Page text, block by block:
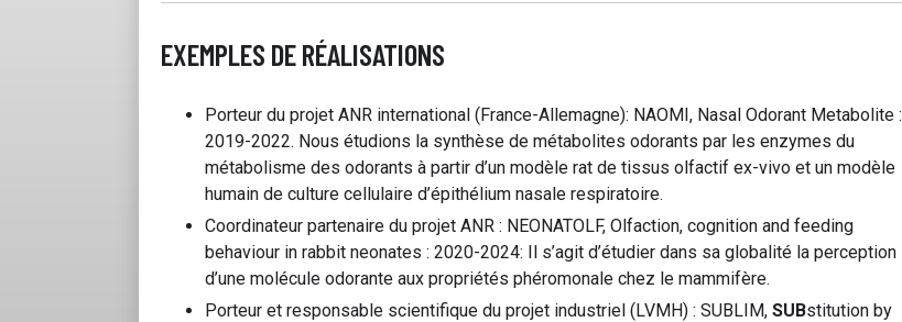
EXEMPLES DE RÉALISATIONS
Porteur du projet ANR international (France-Allemagne): NAOMI, Nasal Odorant Metabolite :
2019-2022. Nous étudions la synthèse de métabolites odorants par les enzymes du
métabolisme des odorants à partir d’un modèle rat de tissus olfactif ex-vivo et un modèle
humain de culture cellulaire d’épithélium nasale respiratoire.
Coordinateur partenaire du projet ANR : NEONATOLF, Olfaction, cognition and feeding
behaviour in rabbit neonates : 2020-2024: Il s’agit d’étudier dans sa globalité la perception
d’une molécule odorante aux propriétés phéromonale chez le mammifère.
Porteur et responsable scientifique du projet industriel (LVMH) : SUBLIM, SUBstitution by